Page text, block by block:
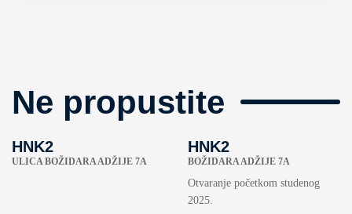
Ne propustite
HNK2
ULICA BOŽIDARA ADŽIJE 7A
HNK2
BOŽIDARA ADŽIJE 7A
Otvaranje početkom studenog
2025.